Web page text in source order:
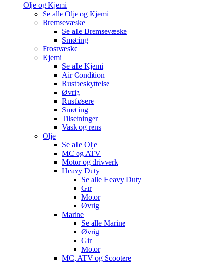
Olje og Kjemi
Se alle Olje og Kjemi
Bremsevæske
Se alle Bremsevæske
Smøring
Frostvæske
Kjemi
Se alle Kjemi
Air Condition
Rustbeskyttelse
Øvrig
Rustløsere
Smøring
Tilsetninger
Vask og rens
Olje
Se alle Olje
MC og ATV
Motor og drivverk
Heavy Duty
Se alle Heavy Duty
Gir
Motor
Øvrig
Marine
Se alle Marine
Øvrig
Gir
Motor
MC, ATV og Scootere